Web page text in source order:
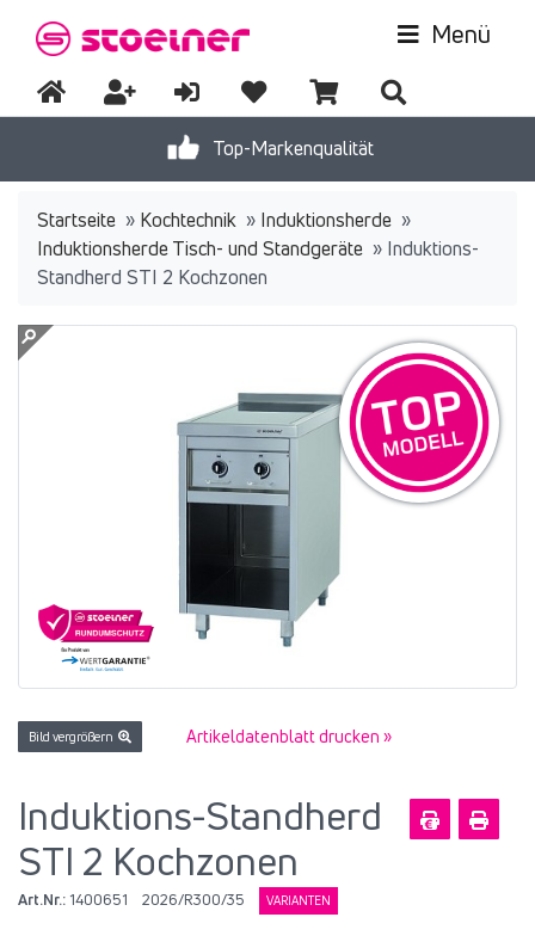
Top-Markenqualität
Menü
Startseite » Kochtechnik » Induktionsherde »
Induktionsherde Tisch- und Standgeräte » Induktions-
Standherd STI 2 Kochzonen
Bild vergrößern Artikeldatenblatt drucken »
Induktions-Standherd
STI 2 Kochzonen
Art.Nr.: 1400651 2026/R300/35 VARIANTEN